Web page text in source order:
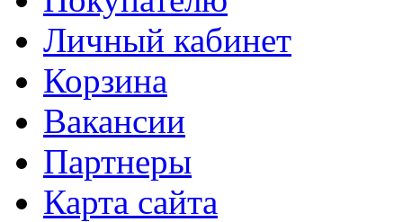
Личный кабинет
Корзина
Вакансии
Партнеры
Карта сайта